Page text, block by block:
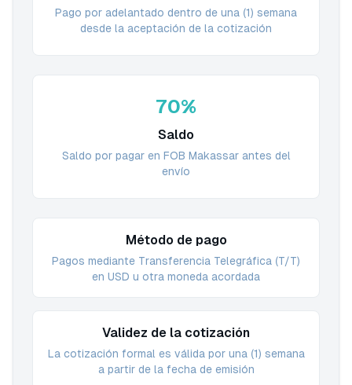
Pago por adelantado dentro de una (1) semana
desde la aceptación de la cotización
70%
Saldo
Saldo por pagar en FOB Makassar antes del
envío
Método de pago
Pagos mediante Transferencia Telegráfica (T/T)
en USD u otra moneda acordada
Validez de la cotización
La cotización formal es válida por una (1) semana
a partir de la fecha de emisión